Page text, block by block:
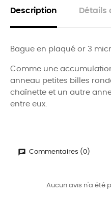
Description Détails
Bague en plaqué or 3
Comme une
anneau petites billes
chaînette et un autre
entre eux.
Commentaires (0)
Aucun avis n'a été